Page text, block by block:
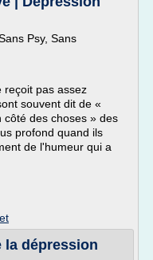
Psy, Sans
reçoit pas assez
souvent dit de «
des choses » des
profond quand ils
de l'humeur qui a
la dépression